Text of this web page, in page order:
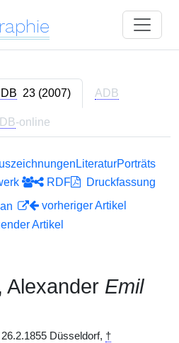
23 (2007) ADB
-online
LiteraturPorträts
RDF
Druckfassung
vorheriger Artikel
Artikel
Alexander Emil
26.2.1855 Düsseldorf, †